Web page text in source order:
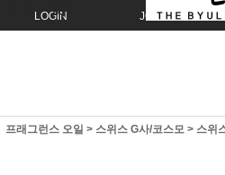
LOGIN JOIN
프래그런스 오일 > 스위스 G사/코스모 > 스위